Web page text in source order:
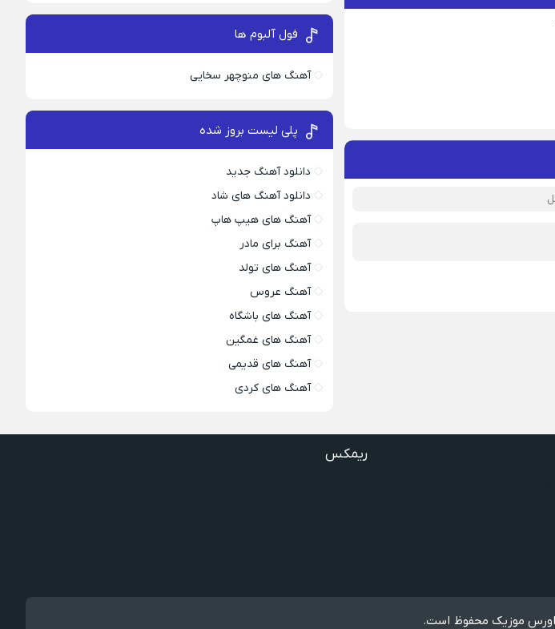
فول آلبوم ها
آهنگ های منوچهر سخایی
پلی لیست بروز شده
دانلود آهنگ جدید
دانلود آهنگ های شاد
آهنگ های هیپ هاپ
آهنگ برای مادر
آهنگ های تولد
آهنگ عروس
آهنگ های باشگاه
آهنگ های غمگین
آهنگ های قدیمی
آهنگ های کردی
ریمکس
موزیک محفوظ است.